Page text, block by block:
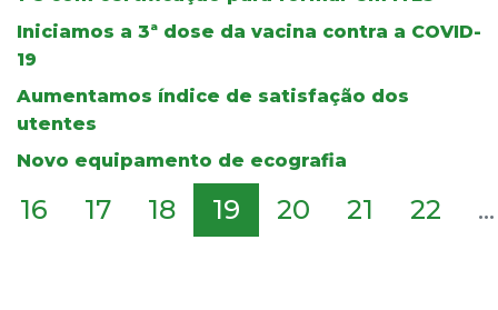
Iniciamos a 3ª dose da vacina contra a COVID-
19
Aumentamos índice de satisfação dos
utentes
Novo equipamento de ecografia
16 17 18 19 20 21 22 ...